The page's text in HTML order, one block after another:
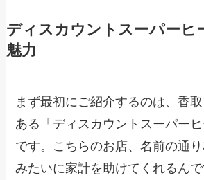
ディスカウントスーパーヒ
魅力
まず最初にご紹介するのは、香
ある「ディスカウントスーパーヒ
です。こちらのお店、名前の通
みたいに家計を助けてくれるん